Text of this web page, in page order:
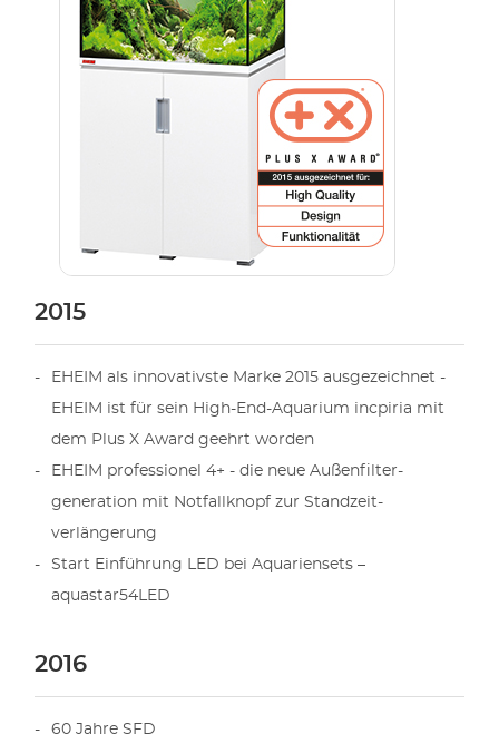
2015
EHEIM als innovativste Marke 2015 ausgezeichnet -
EHEIM ist für sein High-End-Aquarium incpiria mit
dem Plus X Award geehrt worden
EHEIM professionel 4+ - die neue Außenfilter-
generation mit Notfallknopf zur Standzeit-
verlängerung
Start Einführung LED bei Aquariensets –
aquastar54LED
2016
60 Jahre SFD